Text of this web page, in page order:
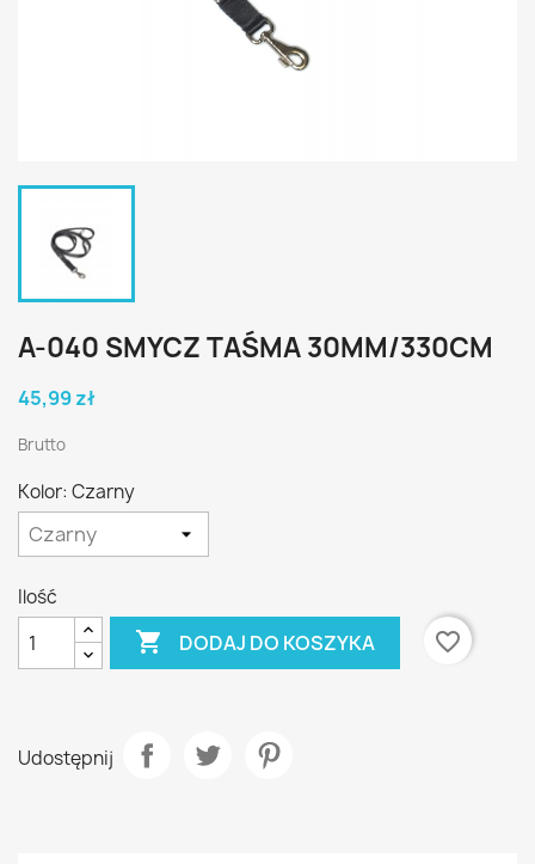
A-040 SMYCZ TAŚMA 30MM/330CM
45,99 zł
Brutto
Kolor: Czarny
Ilość
 DODAJ DO KOSZYKA favorite_border
Udostępnij